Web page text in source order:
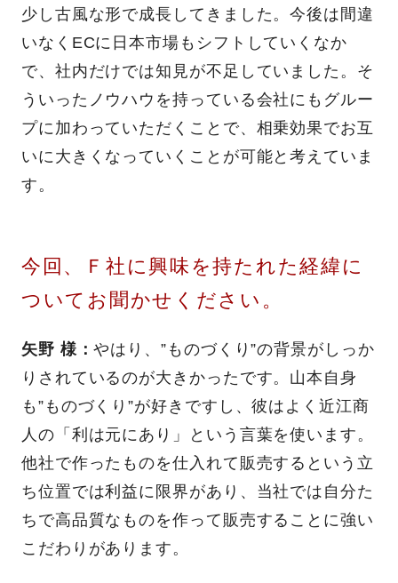
少し古風な形で成長してきました。今後は間違
いなくECに日本市場もシフトしていくなか
で、社内だけでは知見が不足していました。そ
ういったノウハウを持っている会社にもグルー
プに加わっていただくことで、相乗効果でお互
いに大きくなっていくことが可能と考えていま
す。
今回、Ｆ社に興味を持たれた経緯に
ついてお聞かせください。
矢野 様：やはり、”ものづくり”の背景がしっか
りされているのが大きかったです。山本自身
も”ものづくり”が好きですし、彼はよく近江商
人の「利は元にあり」という言葉を使います。
他社で作ったものを仕入れて販売するという立
ち位置では利益に限界があり、当社では自分た
ちで高品質なものを作って販売することに強い
こだわりがあります。